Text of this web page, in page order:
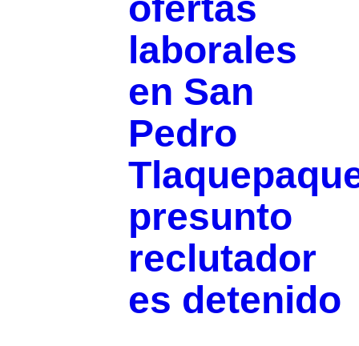
ofertas
laborales
en San
Pedro
presunto
reclutador
es detenido